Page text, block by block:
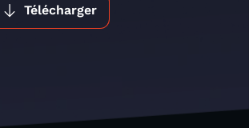
Télécharger